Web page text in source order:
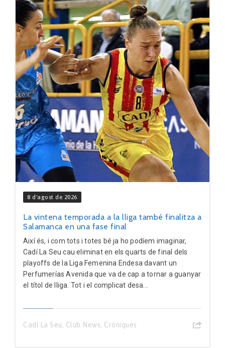
8 d'agost de 2026
La vintena temporada a la lliga també finalitza a
Salamanca en una fase final
Així és, i com tots i totes bé ja ho podíem imaginar,
Cadí La Seu cau eliminat en els quarts de final dels
playoffs de la Liga Femenina Endesa davant un
Perfumerías Avenida que va de cap a tornar a guanyar
el títol de lliga. Tot i el complicat desa...
Cadí La Seu, Club News, Cròniques